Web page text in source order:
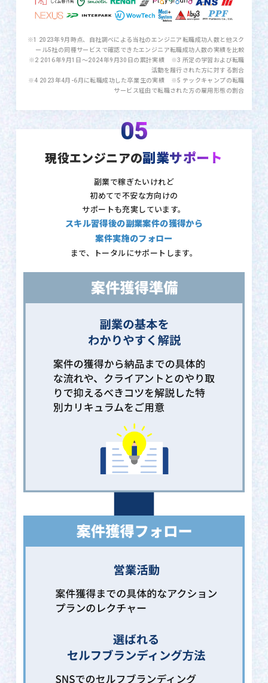
※1 2023年9月時点、自社調べによる当社のエンジニア転職成功人数と他スク
ール5社の同種サービスで確認できたエンジニア転職成功人数の実績を比較
※2 2016年9月1日〜2024年9月30日の累計実績 ※3 所定の学習および転職
活動を履行された方に対する割合
※4 2023年4月-6月に転職成功した卒業生の実績 ※5 テックキャンプの転職
サービス経由で転職された方の雇用形態の割合
05
現役エンジニアの副業サポート
副業で稼ぎたいけれど
初めてで不安な方向けの
サポートも充実しています。
スキル習得後の副業案件の獲得から
案件実施のフォロー
まで、トータルにサポートします。